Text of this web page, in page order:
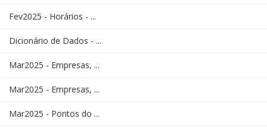
Fev2025 - Horários - ...
Dicionário de Dados - ...
Mar2025 - Empresas, ...
Mar2025 - Empresas, ...
Mar2025 - Pontos do ...